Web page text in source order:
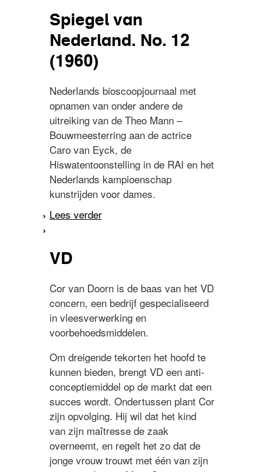
Spiegel van
Nederland. No. 12
(1960)
Nederlands bioscoopjournaal met
opnamen van onder andere de
uitreiking van de Theo Mann –
Bouwmeesterring aan de actrice
Caro van Eyck, de
Hiswatentoonstelling in de RAI en het
Nederlands kampioenschap
kunstrijden voor dames.
Lees verder
VD
Cor van Doorn is de baas van het VD
concern, een bedrijf gespecialiseerd
in vleesverwerking en
voorbehoedsmiddelen.
Om dreigende tekorten het hoofd te
kunnen bieden, brengt VD een anti-
conceptiemiddel op de markt dat een
succes wordt. Ondertussen plant Cor
zijn opvolging. Hij wil dat het kind
van zijn maîtresse de zaak
overneemt, en regelt het zo dat de
jonge vrouw trouwt met één van zijn